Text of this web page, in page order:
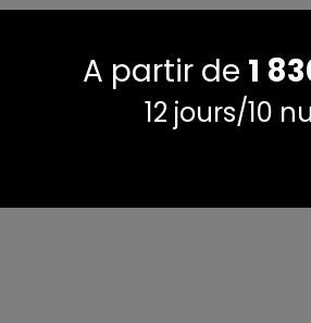
A partir de 1
12 jours/10